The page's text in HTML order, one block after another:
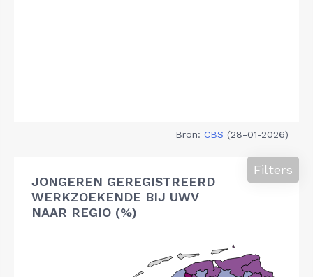
Bron: CBS (28-01-2026)
JONGEREN GEREGISTREERD
WERKZOEKENDE BIJ UWV
NAAR REGIO (%)
Filters